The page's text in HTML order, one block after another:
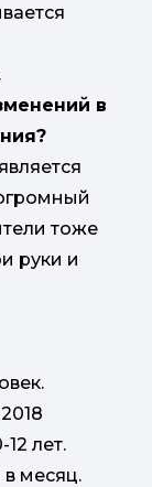
в
тоже
руки и
лет.
в месяц.